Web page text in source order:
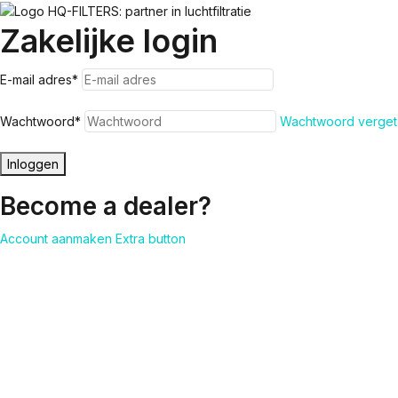
Zakelijke login
E-mail adres*
Wachtwoord* Wachtwoord
Inloggen
Become a dealer?
Account aanmaken Extra button